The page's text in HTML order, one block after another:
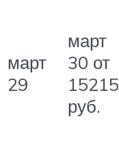
март
29
март
30 от
15215
руб.